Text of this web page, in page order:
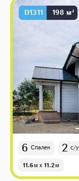
D1311 198 м²
6 Спален 2 с/у
11.6м x 11.2м